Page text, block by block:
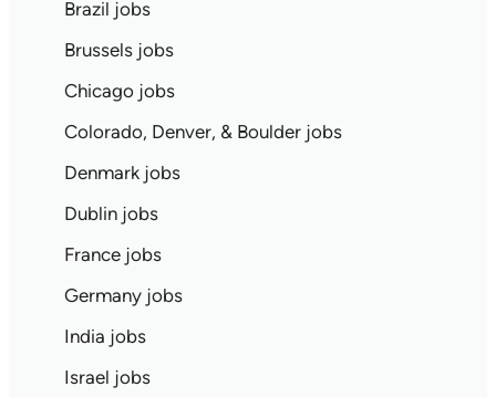
Brazil jobs
Brussels jobs
Chicago jobs
Colorado, Denver, & Boulder jobs
Denmark jobs
Dublin jobs
France jobs
Germany jobs
India jobs
Israel jobs